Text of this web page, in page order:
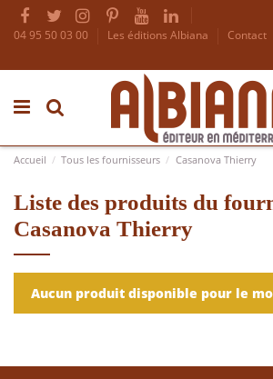
04 95 50 03 00 Les éditions Albiana
Contact
Accueil Tous les fournisseurs Casanova Thierry
Liste des produits du
Casanova Thierry
Aucun produit disponible pour le